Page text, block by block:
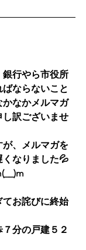
銀行やら市役所
ならないこと
なかメルマガ
訳ございませ
、メルマガを
なりました💦
お詫びに終始
分の戸建５２